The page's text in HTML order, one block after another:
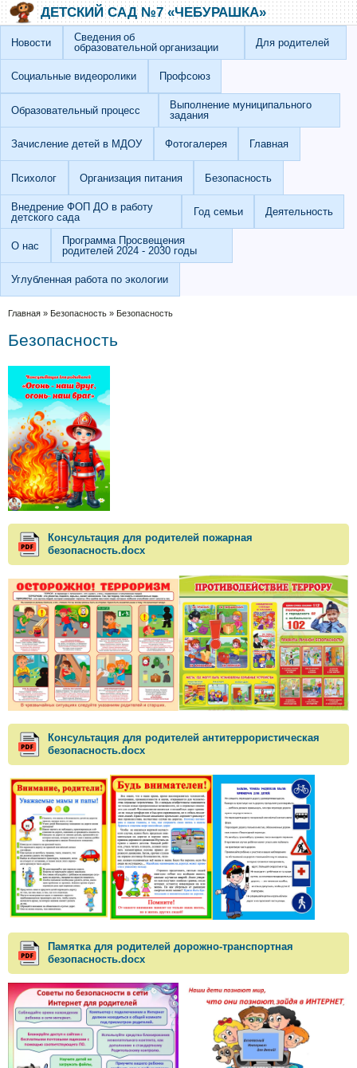
Перейти к основному содержанию
Skip to searchДЕТСКИЙ САД №7 «ЧЕБУРАШКА»
Новости
Сведения об
образовательной организации
Для родителей
Социальные видеоролики Профсоюз
Образовательный процесс
Выполнение муниципального
задания
Зачисление детей в МДОУ Фотогалерея Главная
Психолог Организация питания Безопасность
Внедрение ФОП ДО в работу
детского сада
Год семьи Деятельность
О нас
Программа Просвещения
родителей 2024 - 2030 годы
Углубленная работа по экологии
Вы здесь
Главная » Безопасность » Безопасность
Безопасность
Консультация для родителей пожарная
безопасность.docx
Консультация для родителей антитеррористическая
безопасность.docx
Памятка для родителей дорожно-транспортная
безопасность.docx